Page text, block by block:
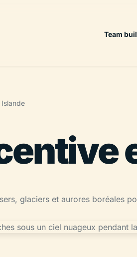
Team
glaciers et aurores boréales